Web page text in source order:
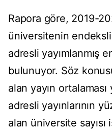
Rapora göre, 2019-
üniversitenin
adresli yayımlanmış
bulunuyor. Söz
alan yayın
adresli yayınlarının
alan üniversite